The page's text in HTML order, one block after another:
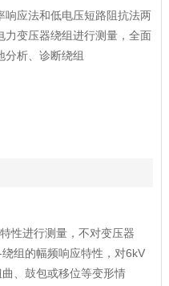
响应法和低电压短路阻抗法两
力变压器绕组进行测量，全面
分析、诊断绕组
性进行测量，不对变压器
组的幅频响应特性，对6kV
、鼓包或移位等变形情